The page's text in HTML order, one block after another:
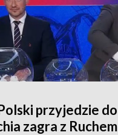
przyjedzie do
zagra z Ruchem